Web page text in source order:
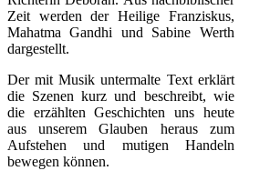
Zeit werden der Heilige Franziskus,
Mahatma Gandhi und Sabine Werth
dargestellt.
Der mit Musik untermalte Text erklärt
die Szenen kurz und beschreibt, wie
die erzählten Geschichten uns heute
aus unserem Glauben heraus zum
Aufstehen und mutigen Handeln
bewegen können.